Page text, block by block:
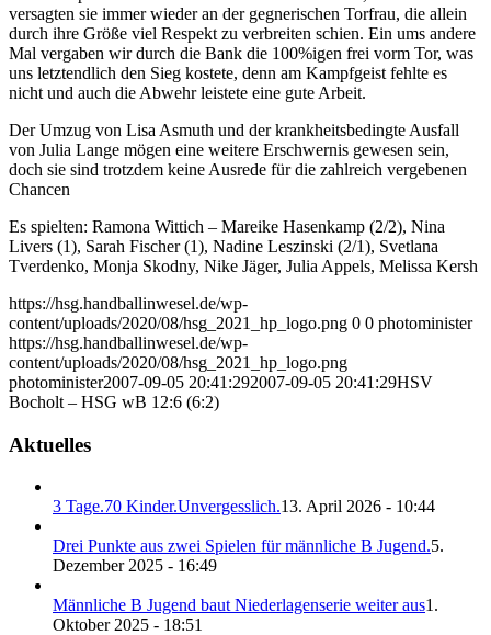
versagten sie immer wieder an der gegnerischen Torfrau, die allein
durch ihre Größe viel Respekt zu verbreiten schien. Ein ums andere
Mal vergaben wir durch die Bank die 100%igen frei vorm Tor, was
uns letztendlich den Sieg kostete, denn am Kampfgeist fehlte es
nicht und auch die Abwehr leistete eine gute Arbeit.
Der Umzug von Lisa Asmuth und der krankheitsbedingte Ausfall
von Julia Lange mögen eine weitere Erschwernis gewesen sein,
doch sie sind trotzdem keine Ausrede für die zahlreich vergebenen
Chancen
Es spielten: Ramona Wittich – Mareike Hasenkamp (2/2), Nina
Livers (1), Sarah Fischer (1), Nadine Leszinski (2/1), Svetlana
Tverdenko, Monja Skodny, Nike Jäger, Julia Appels, Melissa Kersh
https://hsg.handballinwesel.de/wp-
content/uploads/2020/08/hsg_2021_hp_logo.png 0 0 photominister
https://hsg.handballinwesel.de/wp-
content/uploads/2020/08/hsg_2021_hp_logo.png
photominister2007-09-05 20:41:292007-09-05 20:41:29HSV
Bocholt – HSG wB 12:6 (6:2)
Aktuelles
3 Tage.70 Kinder.Unvergesslich.13. April 2026 - 10:44
Drei Punkte aus zwei Spielen für männliche B Jugend.5.
Dezember 2025 - 16:49
Männliche B Jugend baut Niederlagenserie weiter aus1.
Oktober 2025 - 18:51